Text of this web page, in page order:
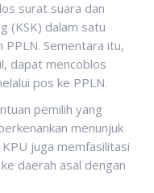
surat suara dan
(KSK) dalam satu
PPLN. Sementara itu,
dapat mencoblos
pos ke PPLN.
pemilih yang
menunjuk
juga memfasilitasi
daerah asal dengan